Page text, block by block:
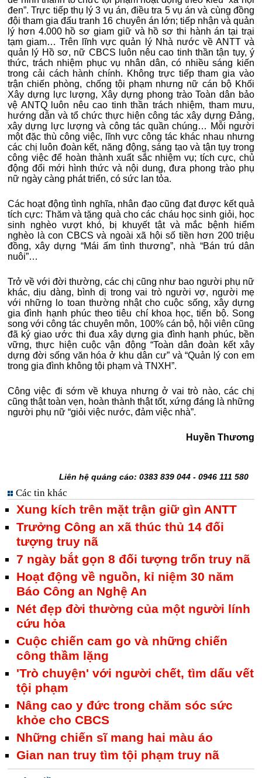
đen”. Trực tiếp thụ lý 3 vụ án, điều tra 5 vụ án và cùng đồng
đội tham gia đấu tranh 16 chuyên án lớn; tiếp nhận và quản
lý hơn 4.000 hồ sơ giam giữ và hồ sơ thi hành án tại trại
tạm giam… Trên lĩnh vực quản lý Nhà nước về ANTT và
quản lý Hồ sơ, nữ CBCS luôn nêu cao tinh thần tận tụy, ý
thức, trách nhiệm phục vụ nhân dân, có nhiều sáng kiến
trong cải cách hành chính. Không trực tiếp tham gia vào
trận chiến phòng, chống tội phạm nhưng nữ cán bộ Khối
Xây dựng lực lượng, Xây dựng phong trào Toàn dân bảo
vệ ANTQ luôn nêu cao tinh thần trách nhiệm, tham mưu,
hướng dẫn và tổ chức thực hiện công tác xây dựng Đảng,
xây dựng lực lượng và công tác quần chúng… Mỗi người
một đặc thù công việc, lĩnh vực công tác khác nhau nhưng
các chị luôn đoàn kết, năng động, sáng tạo và tận tụy trong
công việc để hoàn thành xuất sắc nhiệm vụ; tích cực, chủ
động đổi mới hình thức và nội dung, đưa phong trào phụ
nữ ngày càng phát triển, có sức lan tỏa.
Các hoạt động tình nghĩa, nhân đạo cũng đạt được kết quả
tích cực: Thăm và tặng quà cho các cháu học sinh giỏi, học
sinh nghèo vượt khó, bị khuyết tật và mắc bệnh hiểm
nghèo là con CBCS và ngoài xã hội số tiền hơn 200 triệu
đồng, xây dựng “Mái ấm tình thương”, nhà “Bán trú dân
nuôi”…
Trở về với đời thường, các chị cũng như bao người phụ nữ
khác, dịu dàng, bình dị trong vai trò người vợ, người mẹ
với những lo toan thường nhật cho cuộc sống, xây dựng
gia đình hạnh phúc theo tiêu chí khoa học, tiến bộ. Song
song với công tác chuyên môn, 100% cán bộ, hội viên cũng
đã ký giao ước thi đua xây dựng gia đình hạnh phúc, bền
vững, thực hiện cuộc vận động “Toàn dân đoàn kết xây
dựng đời sống văn hóa ở khu dân cư” và “Quản lý con em
trong gia đình không tội phạm và TNXH”.
Công việc đi sớm về khuya nhưng ở vai trò nào, các chị
cũng thật toàn vẹn, hoàn thành thật tốt, xứng đáng là những
người phụ nữ “giỏi việc nước, đảm việc nhà”.
Huyền Thương
Liên hệ quảng cáo: 0383 839 044 - 0946 111 580
Các tin khác
Xung kích trên mặt trận giữ gìn ANTT
Trưởng Công an xã thúc thủ 14 đối
tượng truy nã
7 ngày bắt gọn 8 đối tượng trốn truy nã
Hoạt động về nguồn, kỉ niệm 30 năm
Báo Công an Nghệ An
Nét đẹp đời thường của một người lính
cứu hỏa
Cuộc chiến cam go và những chiến
công thầm lặng
'Trò chuyện' với người chết, tìm dấu vết
tội phạm
Nâng cao y đức trong chăm sóc sức
khỏe cho CBCS
Những chiến sĩ mang hai màu áo
Gian nan truy tìm tội phạm truy nã